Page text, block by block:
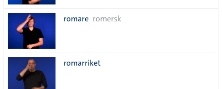
romare romersk
romarriket